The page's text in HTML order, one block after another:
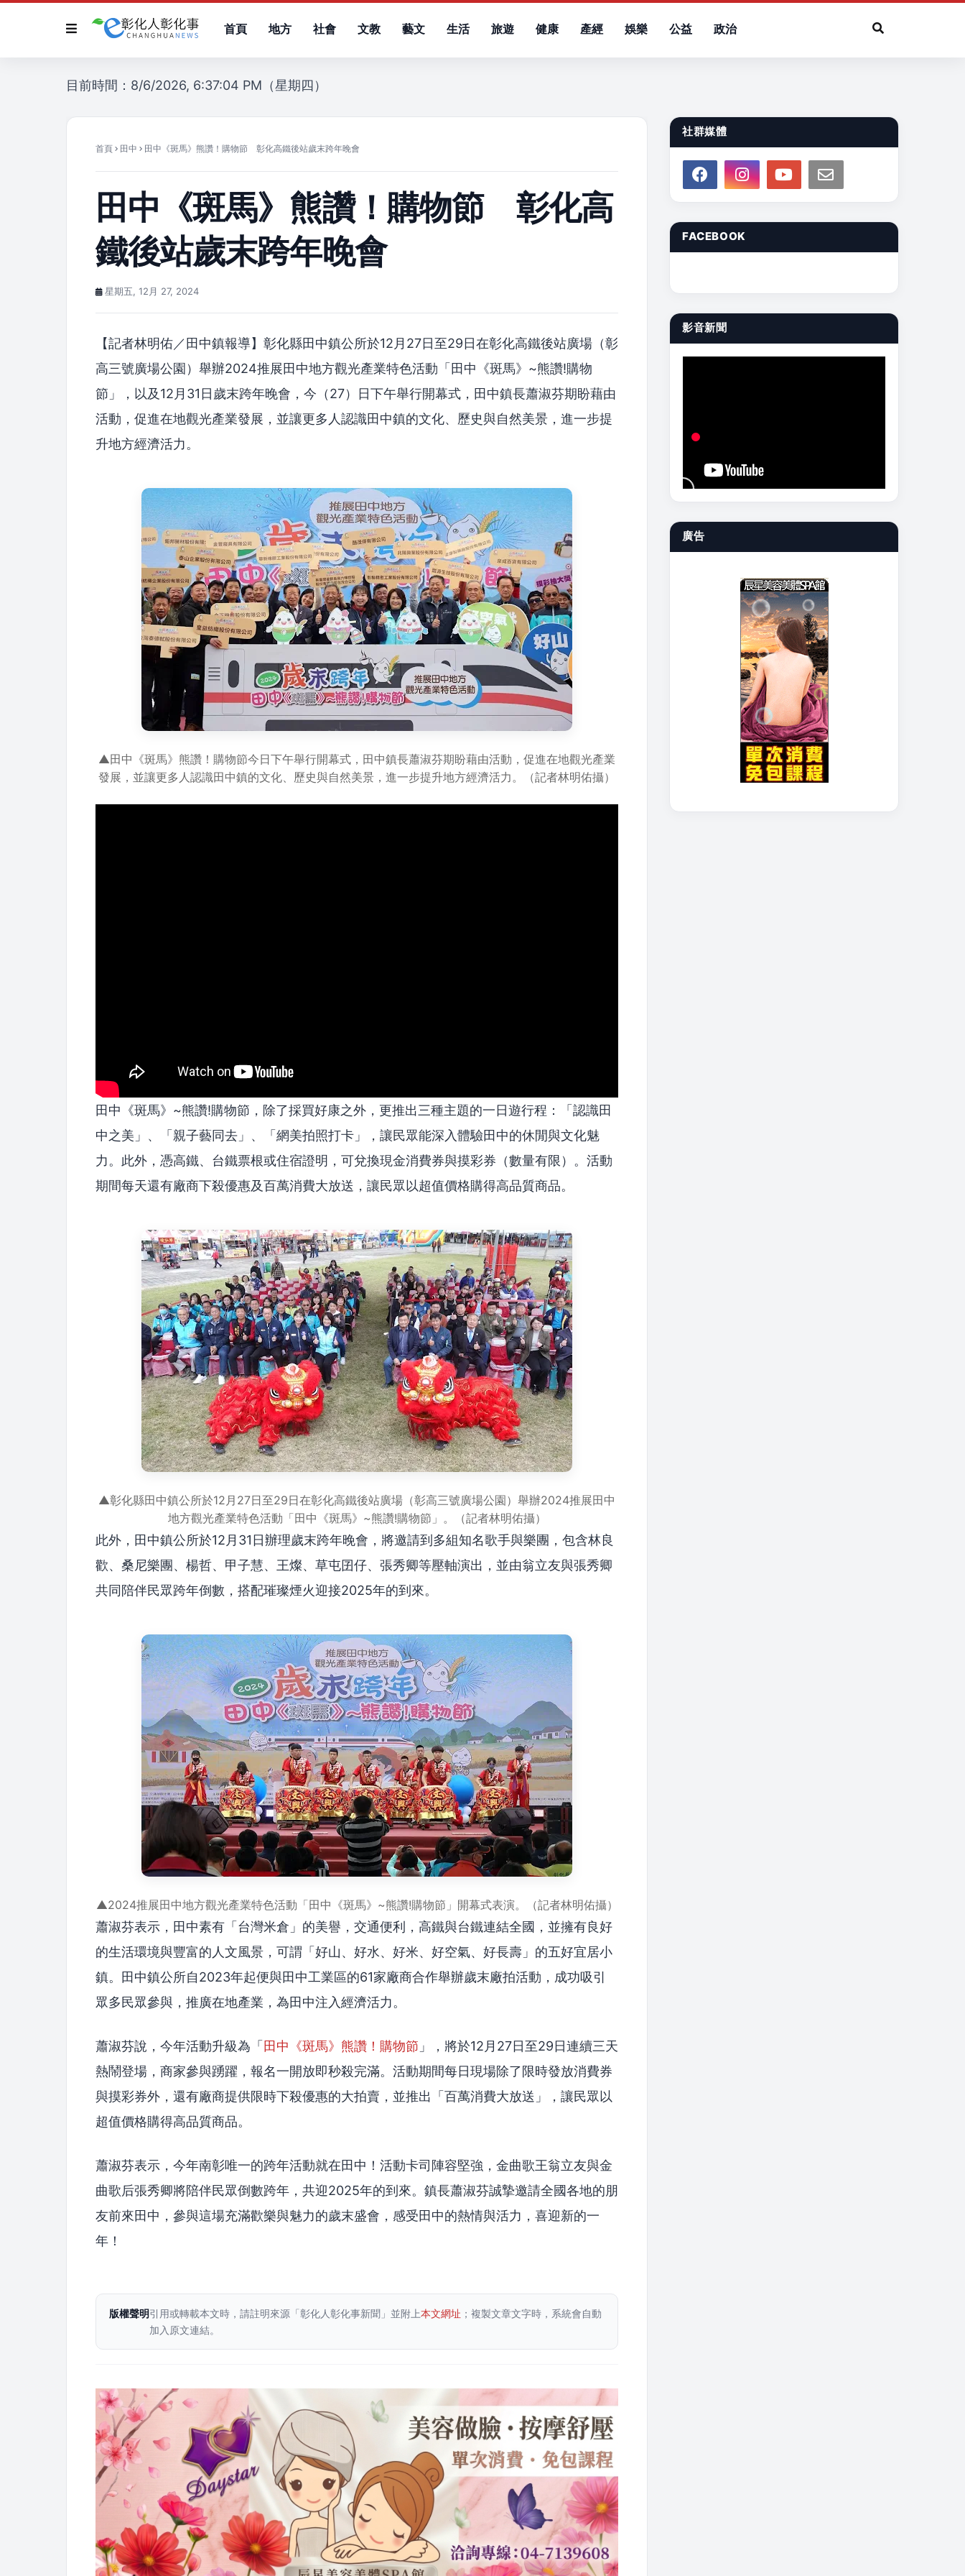
首頁 地方 社會 文教 藝文 生活 旅遊 健康 產經 娛樂 公益 政治
目前時間：8/6/2026, 6:37:04 PM（星期四）
首頁 田中 田中《斑馬》熊讚！購物節 彰化高鐵後站歲末跨年晚會
田中《斑馬》熊讚！購物節 彰化高
鐵後站歲末跨年晚會
星期五, 12月 27, 2024
【記者林明佑／田中鎮報導】彰化縣田中鎮公所於12月27日至29日在彰化高鐵後站廣場（彰
高三號廣場公園）舉辦2024推展田中地方觀光產業特色活動「田中《斑馬》~熊讚!購物
節」，以及12月31日歲末跨年晚會，今（27）日下午舉行開幕式，田中鎮長蕭淑芬期盼藉由
活動，促進在地觀光產業發展，並讓更多人認識田中鎮的文化、歷史與自然美景，進一步提
升地方經濟活力。
▲田中《斑馬》熊讚！購物節今日下午舉行開幕式，田中鎮長蕭淑芬期盼藉由活動，促進在地觀光產業
發展，並讓更多人認識田中鎮的文化、歷史與自然美景，進一步提升地方經濟活力。（記者林明佑攝）
田中《斑馬》~熊讚!購物節，除了採買好康之外，更推出三種主題的一日遊行程：「認識田
中之美」、「親子藝同去」、「網美拍照打卡」，讓民眾能深入體驗田中的休閒與文化魅
力。此外，憑高鐵、台鐵票根或住宿證明，可兌換現金消費券與摸彩券（數量有限）。活動
期間每天還有廠商下殺優惠及百萬消費大放送，讓民眾以超值價格購得高品質商品。
▲彰化縣田中鎮公所於12月27日至29日在彰化高鐵後站廣場（彰高三號廣場公園）舉辦2024推展田中
地方觀光產業特色活動「田中《斑馬》~熊讚!購物節」。（記者林明佑攝）
此外，田中鎮公所於12月31日辦理歲末跨年晚會，將邀請到多組知名歌手與樂團，包含林良
歡、桑尼樂團、楊哲、甲子慧、王燦、草屯囝仔、張秀卿等壓軸演出，並由翁立友與張秀卿
共同陪伴民眾跨年倒數，搭配璀璨煙火迎接2025年的到來。
▲2024推展田中地方觀光產業特色活動「田中《斑馬》~熊讚!購物節」開幕式表演。（記者林明佑攝）
蕭淑芬表示，田中素有「台灣米倉」的美譽，交通便利，高鐵與台鐵連結全國，並擁有良好
的生活環境與豐富的人文風景，可謂「好山、好水、好米、好空氣、好長壽」的五好宜居小
鎮。田中鎮公所自2023年起便與田中工業區的61家廠商合作舉辦歲末廠拍活動，成功吸引
眾多民眾參與，推廣在地產業，為田中注入經濟活力。
蕭淑芬說，今年活動升級為「 田中《斑馬》熊讚！購物節 」，將於12月27日至29日連續三天
熱鬧登場，商家參與踴躍，報名一開放即秒殺完滿。活動期間每日現場除了限時發放消費券
與摸彩券外，還有廠商提供限時下殺優惠的大拍賣，並推出「百萬消費大放送」，讓民眾以
超值價格購得高品質商品。
蕭淑芬表示，今年南彰唯一的跨年活動就在田中！活動卡司陣容堅強，金曲歌王翁立友與金
曲歌后張秀卿將陪伴民眾倒數跨年，共迎2025年的到來。鎮長蕭淑芬誠摯邀請全國各地的朋
友前來田中，參與這場充滿歡樂與魅力的歲末盛會，感受田中的熱情與活力，喜迎新的一
年！
版權聲明引用或轉載本文時，請註明來源「彰化人彰化事新聞」並附上本文網址 ；複製文章文字時，系統會自動
加入原文連結。
社群媒體
FACEBOOK
影音新聞
廣告